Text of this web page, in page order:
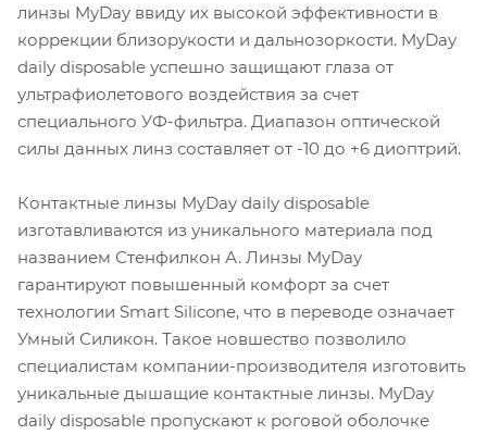
линзы MyDay ввиду их высокой эффективности в
коррекции близорукости и дальнозоркости. MyDay
daily disposable успешно защищают глаза от
ультрафиолетового воздействия за счет
специального УФ-фильтра. Диапазон оптической
силы данных линз составляет от -10 до +6 диоптрий.
Контактные линзы MyDay daily disposable
изготавливаются из уникального материала под
названием Стенфилкон А. Линзы MyDay
гарантируют повышенный комфорт за счет
технологии Smart Silicone, что в переводе означает
Умный Силикон. Такое новшество позволило
специалистам компании-производителя изготовить
уникальные дышащие контактные линзы. MyDay
daily disposable пропускают к роговой оболочке